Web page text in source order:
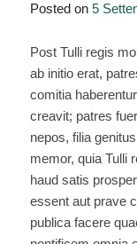
Posted on 5
Post Tulli regis
ab initio erat,
comitia
creavit; patres
nepos, filia
memor, quia Tulli
haud satis
essent aut prave
publica facere